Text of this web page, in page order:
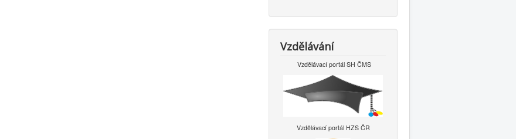
Vzdělávání
Vzdělávací portál SH ČMS
Vzdělávací portál HZS ČR